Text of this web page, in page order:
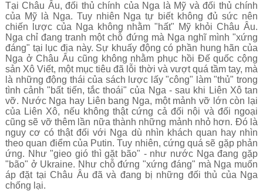
Tại Châu Âu, đối thủ chính của Nga là Mỹ và đối thủ chính
của Mỹ là Nga. Tuy nhiên Nga tự biết không đủ sức nên
chiến lược của Nga không nhằm "hất" Mỹ khỏi Châu Âu.
Nga chỉ đang tranh một chỗ đứng mà Nga nghĩ mình "xứng
đáng" tại lục địa này. Sự khuấy động có phần hung hãn của
Nga ở Châu Âu cũng không nhằm phục hồi Đế quốc cộng
sản Xô Viết, một mục tiêu đã lỗi thời và vượt quá tầm tay, mà
là những động thái của sách lược lấy "công" làm "thủ" trong
tình cảnh "bất tiến, tắc thoái" của Nga - sau khi Liên Xô tan
vỡ. Nước Nga hay Liên bang Nga, một mảnh vỡ lớn còn lại
của Liên Xô, nếu không thật cứng cả đối nội và đối ngoại
cũng sẽ vỡ thêm lần nữa thành những mảnh nhỏ hơn. Đó là
nguy cơ có thật đối với Nga dù nhìn khách quan hay nhìn
theo quan điểm của Putin. Tuy nhiên, cứng quá sẽ gặp phản
ứng. Như "gieo gió thì gặt bão" - như nước Nga đang gặp
"bão" ở Ukraine. Như chỗ đứng "xứng đáng" mà Nga muốn
áp đặt tại Châu Âu đã và đang bị những đối thủ của Nga
chống lại.